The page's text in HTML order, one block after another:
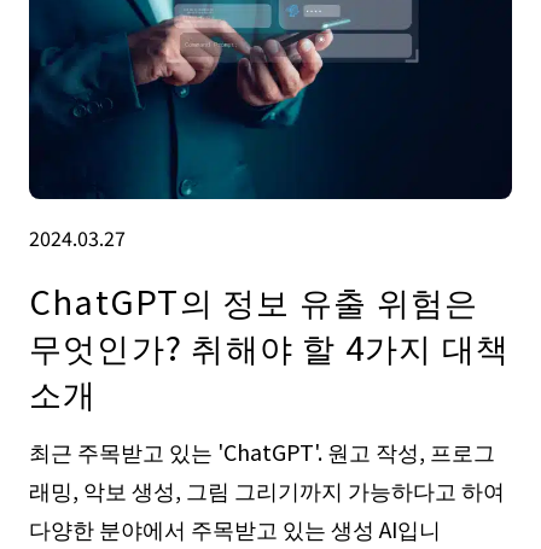
2024.03.27
ChatGPT의 정보 유출 위험은
무엇인가? 취해야 할 4가지 대책
소개
최근 주목받고 있는 'ChatGPT'. 원고 작성, 프로그
래밍, 악보 생성, 그림 그리기까지 가능하다고 하여
다양한 분야에서 주목받고 있는 생성 AI입니